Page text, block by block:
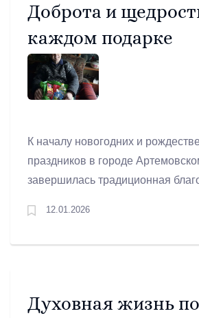
Доброта и
каждом подарке
К началу новогодних и
праздников в городе
завершилась традиционная
12.01.2026
Духовная жизнь по